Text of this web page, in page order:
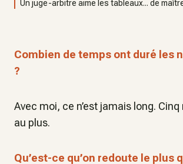
Un juge-arbitre aime les tableaux... de
Combien de temps ont duré les
?
Avec moi, ce n’est jamais long.
au plus.
Qu’est-ce qu’on redoute le plus